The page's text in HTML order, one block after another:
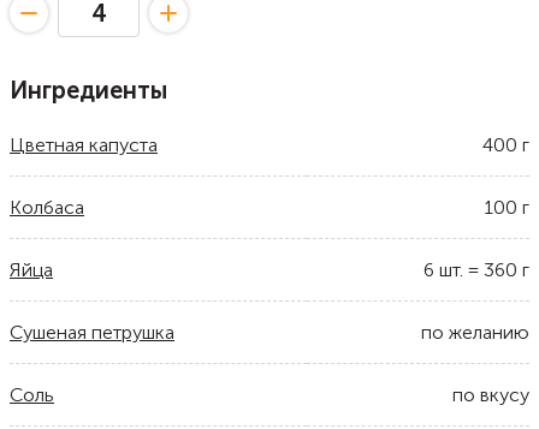
Ингредиенты
Цветная капуста 400 г
Колбаса 100 г
Яйца 6 шт. = 360 г
Сушеная петрушка по желанию
Соль по вкусу